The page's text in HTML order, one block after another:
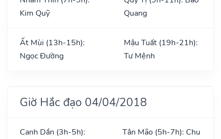
Kim Quỹ
Quang
Ất Mùi (13h-15h):
Ngọc Đường
Mậu Tuất (19h-21h):
Tư Mệnh
Giờ Hắc đạo 04/04/2018
Canh Dần (3h-5h):
Tân Mão (5h-7h): Chu